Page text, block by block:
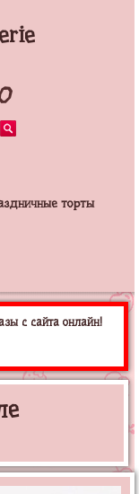
торты
с сайта онлайн!